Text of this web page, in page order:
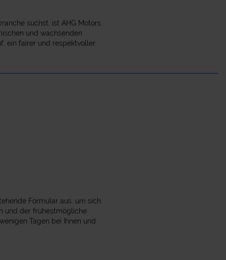
suchst, ist AHG Motors
und wachsenden
ein fairer und respektvoller
Formular aus, um sich
und der frühestmögliche
Tagen bei Ihnen und